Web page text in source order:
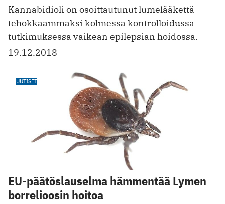
Kannabidioli on osoittautunut lumelääkettä
tehokkaammaksi kolmessa kontrolloidussa
tutkimuksessa vaikean epilepsian hoidossa.
19.12.2018
UUTISET
EU-päätöslauselma hämmentää Lymen
borrelioosin hoitoa